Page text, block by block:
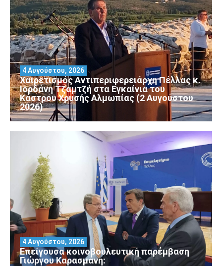
Χαιρετισμός Αντιπεριφερειάρχη Πέλλας κ.
Ιορδάνη Τζαμτζή στα Εγκαίνια του
Κάστρου Χρυσής Αλμωπίας (2 Αυγούστου
2026)
4 Αυγούστου, 2026
Επείγουσα κοινοβουλευτική παρέμβαση
Γιώργου Καρασμάνη:
4 Αυγούστου, 2026